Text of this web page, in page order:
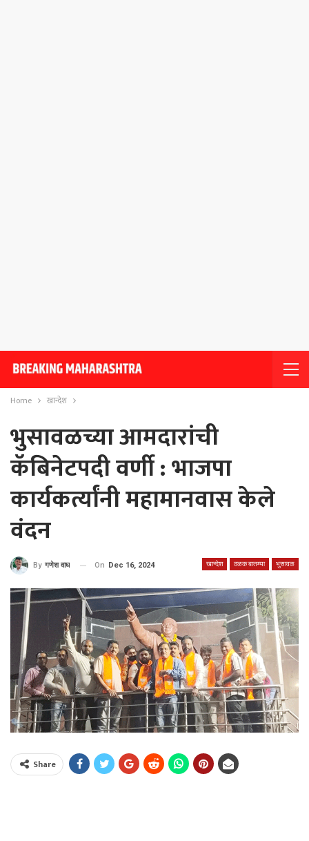
Home खान्देश
भुसावळच्या आमदारांची
कॅबिनेटपदी वर्णी : भाजपा
कार्यकर्त्यांनी महामानवास केले
वंदन
खान्देश ठळक बातम्या भुसावळ
By गणेश वाघ On Dec 16, 2024
Share